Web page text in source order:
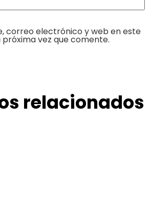
correo electrónico y web en este
vez que comente.
relacionados